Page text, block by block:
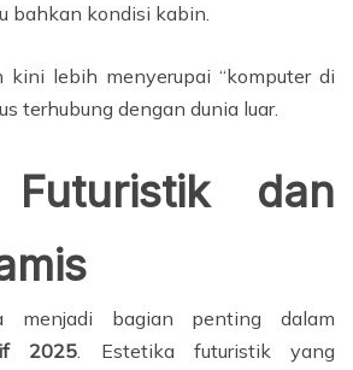
bahkan kondisi kabin.
kini lebih menyerupai “komputer di
terhubung dengan dunia luar.
Futuristik dan
menjadi bagian penting dalam
2025. Estetika futuristik yang